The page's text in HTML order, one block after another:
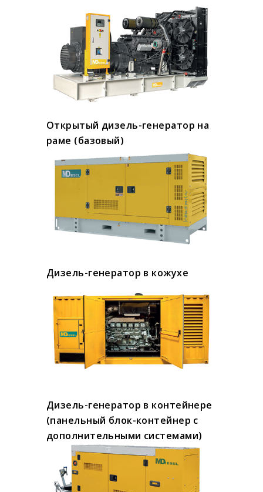
Открытый дизель-генератор на
раме (базовый)
Дизель-генератор в кожухе
Дизель-генератор в контейнере
(панельный блок-контейнер с
дополнительными системами)